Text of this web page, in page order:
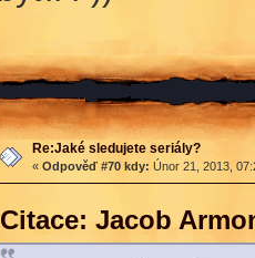
Re:Jaké sledujete seriály?
« Odpověď #70 kdy: Únor 21, 2013,
Citace: Jacob